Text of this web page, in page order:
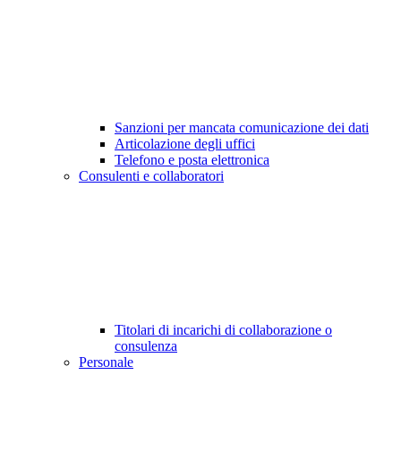
Sanzioni per mancata comunicazione dei dati
Articolazione degli uffici
Telefono e posta elettronica
Consulenti e collaboratori
Titolari di incarichi di collaborazione o
consulenza
Personale